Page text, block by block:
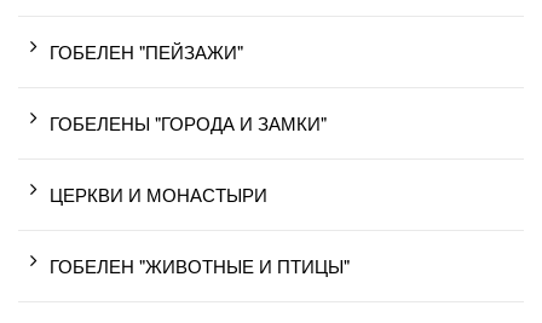
ГОБЕЛЕН "ПЕЙЗАЖИ"
ГОБЕЛЕНЫ "ГОРОДА И ЗАМКИ"
ЦЕРКВИ И МОНАСТЫРИ
ГОБЕЛЕН "ЖИВОТНЫЕ И ПТИЦЫ"